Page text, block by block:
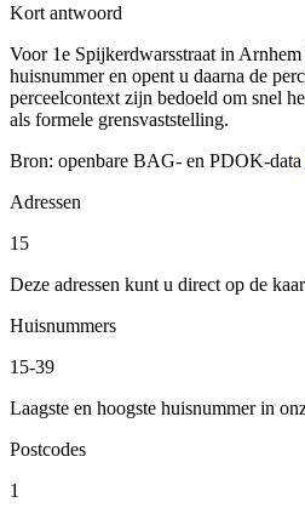
Kort antwoord
Voor 1e Spijkerdwarsstraat in
huisnummer en opent u daarna de
perceelcontext zijn bedoeld om snel
als formele grensvaststelling.
Bron: openbare BAG- en PDOK-data
Adressen
15
Deze adressen kunt u direct op de
Huisnummers
15-39
Laagste en hoogste huisnummer in
Postcodes
1